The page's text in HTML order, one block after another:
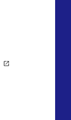
open_in_new